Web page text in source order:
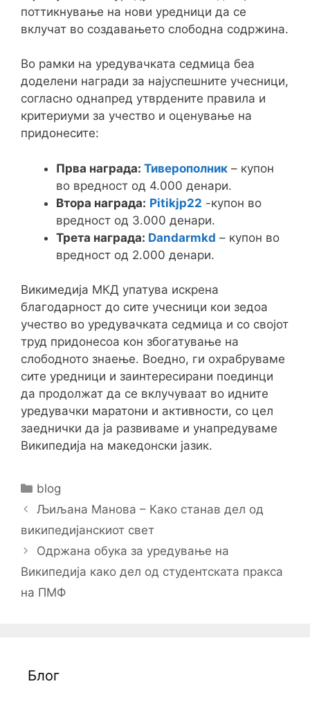
поттикнување на нови уредници да се
вклучат во создавањето слободна содржина.
Во рамки на уредувачката седмица беа
доделени награди за најуспешните учесници,
согласно однапред утврдените правила и
критериуми за учество и оценување на
придонесите:
Прва награда: Тиверополник – купон
во вредност од 4.000 денари.
Втора награда: Pitikjp22 -купон во
вредност од 3.000 денари.
Трета награда: Dandarmkd – купон во
вредност од 2.000 денари.
Викимедија МКД упатува искрена
благодарност до сите учесници кои зедоа
учество во уредувачката седмица и со својот
труд придонесоа кон збогатување на
слободното знаење. Воедно, ги охрабруваме
сите уредници и заинтересирани поединци
да продолжат да се вклучуваат во идните
уредувачки маратони и активности, со цел
заеднички да ја развиваме и унапредуваме
Википедија на македонски јазик.
Categories
blog
Post
navigation
Љиљана Манова – Како станав дел од
википедијанскиот свет
Одржана обука за уредување на
Википедија како дел од студентската пракса
на ПМФ
Блог